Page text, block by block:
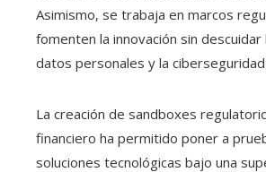
Asimismo, se trabaja en marcos
fomenten la innovación sin
datos personales y la ciberseguridad.
La creación de sandboxes
financiero ha permitido poner a
soluciones tecnológicas bajo una